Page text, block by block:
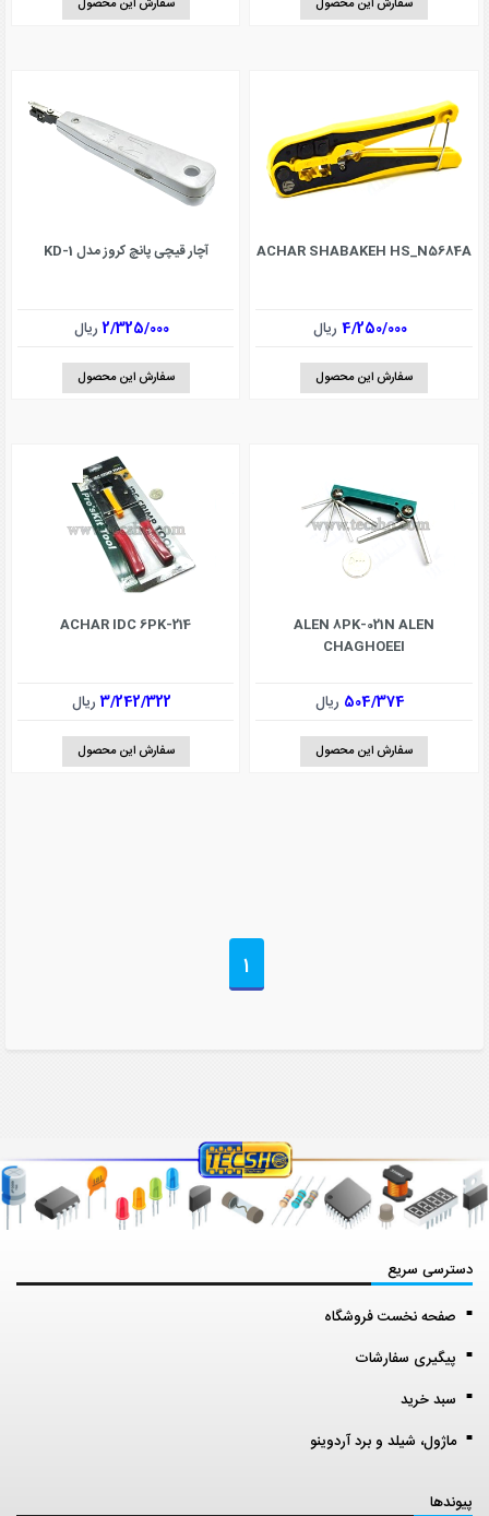
سفارش این محصول سفارش این محصول
ACHAR SHABAKEH HS_N5684A
4/250/000 ریال
سفارش این محصول
آچار قیچی پانچ کروز مدل KD-1
2/325/000ریال
سفارش این محصول
ALEN 8PK-021N ALEN
CHAGHOEEI
504/374 ریال
سفارش این محصول
ACHAR IDC 6PK-214
3/242/322ریال
سفارش این محصول
1
دسترسی سریع
صفحه نخست فروشگاه
پیگیری سفارشات
سبد خرید
ماژول، شیلد و برد آردوینو
پیوندها